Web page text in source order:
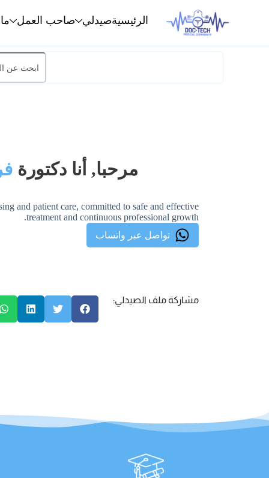
الرئيسيةصيدلي صاحب العمل
مرحبا, أنا دكتورة
and patient care, committed to safe and effective
treatment and continuous professional growth.
تواصل عبر واتساب
مشاركة ملف الصيدلي: